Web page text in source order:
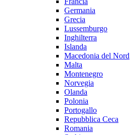
Germania
Grecia
Lussemburgo
Inghilterra
Islanda
Macedonia del Nord
Malta
Montenegro
Norvegia
Olanda
Polonia
Portogallo
Repubblica Ceca
Romania